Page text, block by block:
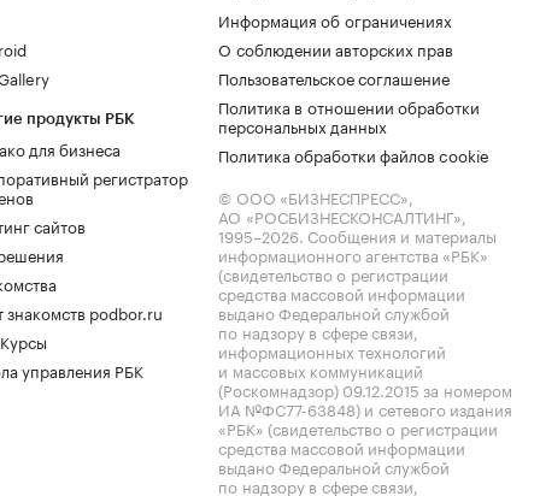
продукты РБК
для бизнеса
регистратор
сайтов
знакомств podbor.ru
управления РБК
Информация об ограничениях
О соблюдении авторских прав
Пользовательское соглашение
Политика в отношении обработки
персональных данных
Политика обработки файлов cookie
© ООО «БИЗНЕСПРЕСС»,
АО «РОСБИЗНЕСКОНСАЛТИНГ»,
1995–2026. Сообщения и материалы
информационного агентства «РБК»
(свидетельство о регистрации
средства массовой информации
выдано Федеральной службой
по надзору в сфере связи,
информационных технологий
и массовых коммуникаций
(Роскомнадзор) 09.12.2015 за номером
ИА №ФС77-63848) и сетевого издания
«РБК» (свидетельство о регистрации
средства массовой информации
выдано Федеральной службой
по надзору в сфере связи,